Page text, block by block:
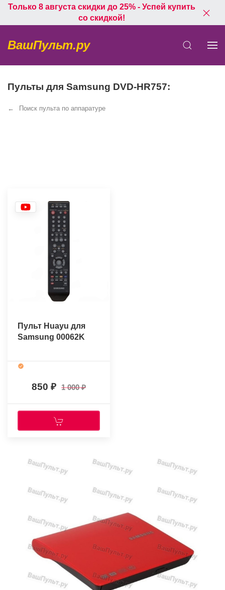
Только 8 августа скидки до 25% - Успей купить
со скидкой!
ВашПульт.ру
Пульты для Samsung DVD-HR757:
Поиск пульта по аппаратуре
Пульт Huayu для
Samsung 00062K
850 1 000